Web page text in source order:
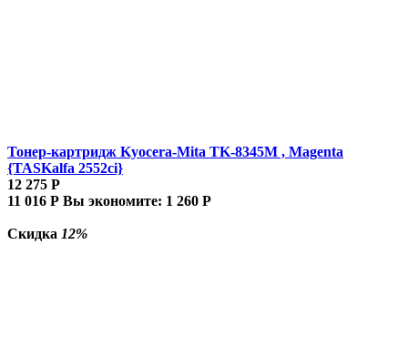
Тонер-картридж Kyocera-Mita TK-8345M , Magenta
{TASKalfa 2552ci}
12 275 Р
11 016 Р Вы экономите: 1 260 Р
Скидка 12%